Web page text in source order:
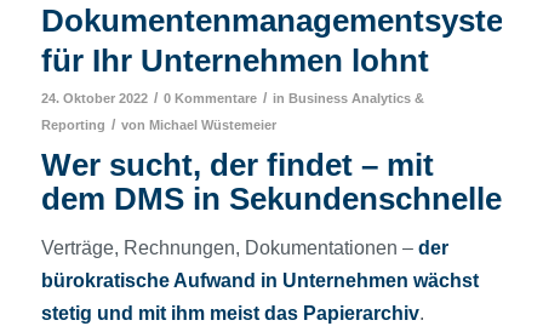
Dokumentenmanagementsystem
für Ihr Unternehmen lohnt
24. Oktober 2022 / 0 Kommentare / in Business Analytics &
Reporting / von Michael Wüstemeier
Wer sucht, der findet – mit
dem DMS in Sekundenschnelle
Verträge, Rechnungen, Dokumentationen – der
bürokratische Aufwand in Unternehmen wächst
stetig und mit ihm meist das Papierarchiv.